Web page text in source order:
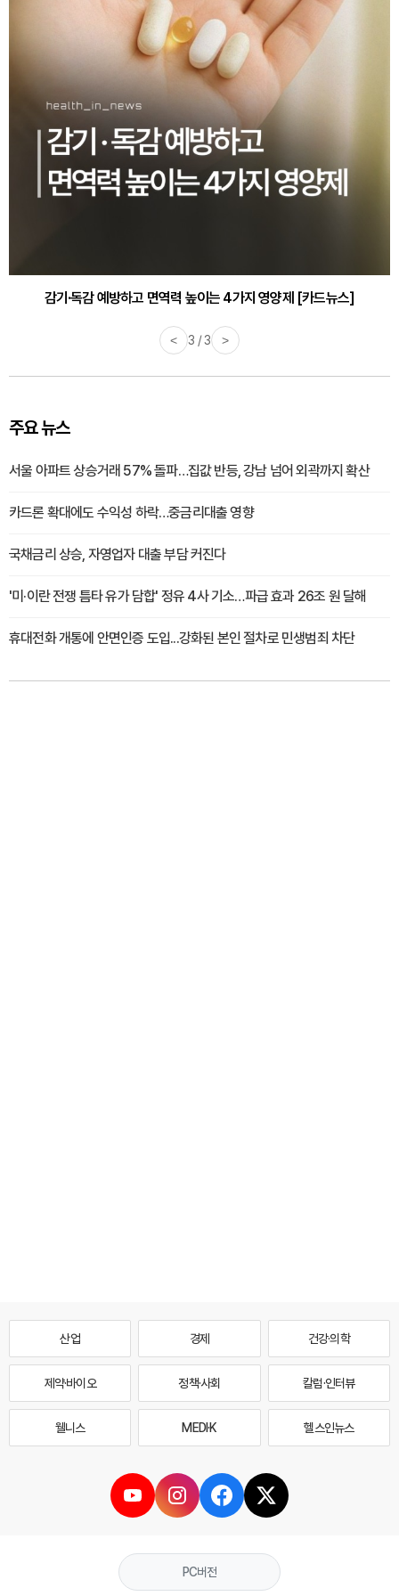
감기·독감 예방하고 면역력 높이는 4가지 영양제 [카드뉴스]
< 3 / 3 >
주요 뉴스
서울 아파트 상승거래 57% 돌파…집값 반등, 강남 넘어 외곽까지 확산
카드론 확대에도 수익성 하락…중금리대출 영향
국채금리 상승, 자영업자 대출 부담 커진다
'미·이란 전쟁 틈타 유가 담합' 정유 4사 기소…파급 효과 26조 원 달해
휴대전화 개통에 안면인증 도입...강화된 본인 절차로 민생범죄 차단
산업 경제 건강·의학
제약·바이오 정책·사회 칼럼·인터뷰
웰니스 MEDI·K 헬스인뉴스
PC버전